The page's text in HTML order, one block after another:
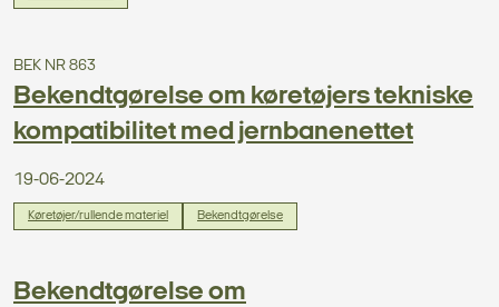
BEK NR 863
Bekendtgørelse om køretøjers tekniske
kompatibilitet med jernbanenettet
19-06-2024
Køretøjer/rullende materiel Bekendtgørelse
Bekendtgørelse om